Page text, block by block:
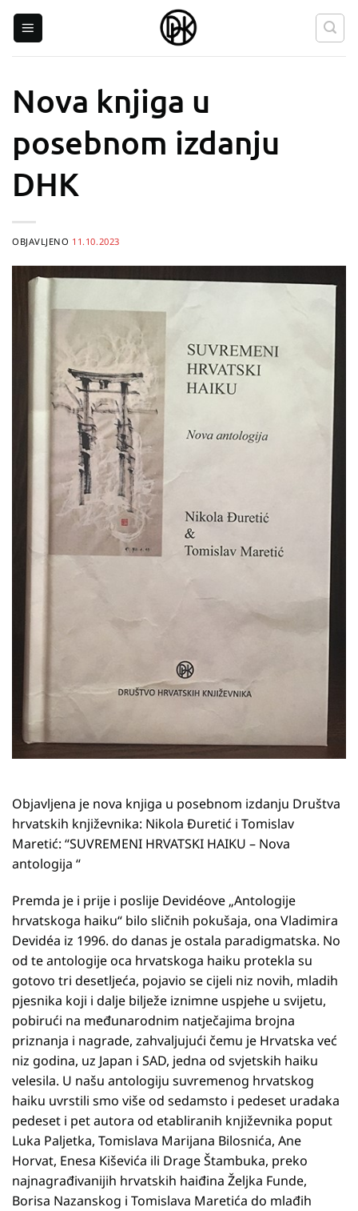
Nova knjiga u
posebnom izdanju
DHK
OBJAVLJENO 11.10.2023
Objavljena je nova knjiga u posebnom izdanju Društva
hrvatskih književnika: Nikola Đuretić i Tomislav
Maretić: “SUVREMENI HRVATSKI HAIKU – Nova
antologija “
Premda je i prije i poslije Devidéove „Antologije
hrvatskoga haiku“ bilo sličnih pokušaja, ona Vladimira
Devidéa iz 1996. do danas je ostala paradigmatska. No
od te antologije oca hrvatskoga haiku protekla su
gotovo tri desetljeća, pojavio se cijeli niz novih, mladih
pjesnika koji i dalje bilježe iznimne uspjehe u svijetu,
pobirući na međunarodnim natječajima brojna
priznanja i nagrade, zahvaljujući čemu je Hrvatska već
niz godina, uz Japan i SAD, jedna od svjetskih haiku
velesila. U našu antologiju suvremenog hrvatskog
haiku uvrstili smo više od sedamsto i pedeset uradaka
pedeset i pet autora od etabliranih književnika poput
Luka Paljetka, Tomislava Marijana Bilosnića, Ane
Horvat, Enesa Kiševića ili Drage Štambuka, preko
najnagrađivanijih hrvatskih haiđina Željka Funde,
Borisa Nazanskog i Tomislava Maretića do mlađih